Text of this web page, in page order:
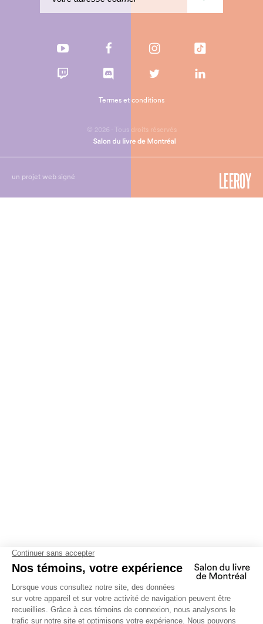
© 2026 - Tous droits réservés
Termes et conditions
un projet web signé